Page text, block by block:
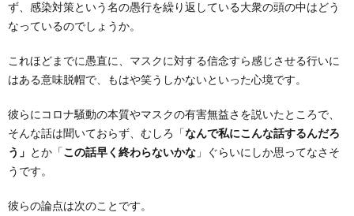
ず、感染対策という名の愚行を繰り返している大衆の頭の中はどう
なっているのでしょうか。
これほどまでに愚直に、マスクに対する信念すら感じさせる行いに
はある意味脱帽で、もはや笑うしかないといった心境です。
彼らにコロナ騒動の本質やマスクの有害無益さを説いたところで、
そんな話は聞いておらず、むしろ「なんで私にこんな話するんだろ
う」 とか「この話早く終わらないかな 」ぐらいにしか思ってなさそ
うです。
彼らの論点は次のことです。